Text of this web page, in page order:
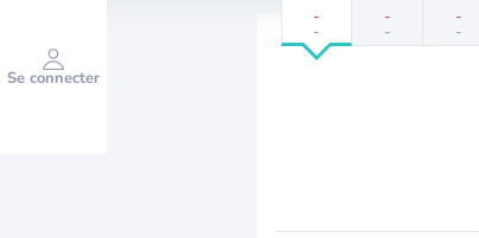
Se connecter
-
-
-
-
-
-